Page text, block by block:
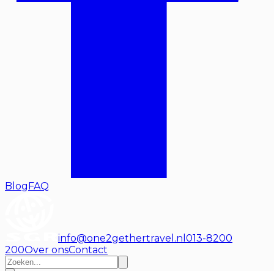
BlogFAQ
info@one2gethertravel.nl 013-8200
200Over onsContact